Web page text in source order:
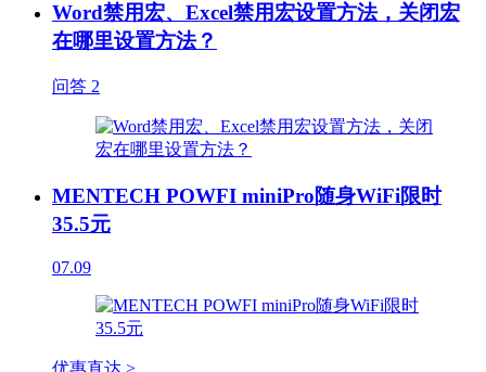
Word禁用宏、Excel禁用宏设置方法，关闭宏
在哪里设置方法？
问答 2
MENTECH POWFI miniPro随身WiFi限时
35.5元
07.09